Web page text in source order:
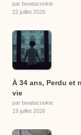
par bwatacookie
22 juillet 2026
À 34 ans, Perdu et
vie
par bwatacookie
19 juillet 2026